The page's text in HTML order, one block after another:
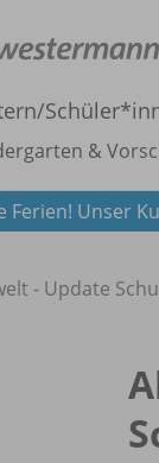
&
Ferien! Unser
- Update